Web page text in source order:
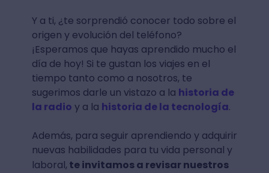
Y a ti, ¿te sorprendió conocer todo sobre el
origen y evolución del teléfono?
¡Esperamos que hayas aprendido mucho el
día de hoy! Si te gustan los viajes en el
tiempo tanto como a nosotros, te
sugerimos darle un vistazo a la historia de
la radio y a la historia de la tecnología.
Además, para seguir aprendiendo y adquirir
nuevas habilidades para tu vida personal y
laboral, te invitamos a revisar nuestros